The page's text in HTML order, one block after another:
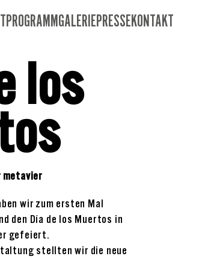
PROGRAMMGALERIEPRESSEKONTAKT
los
metavier
wir zum ersten Mal
den Día de los Muertos in
gefeiert.
stellten wir die neue